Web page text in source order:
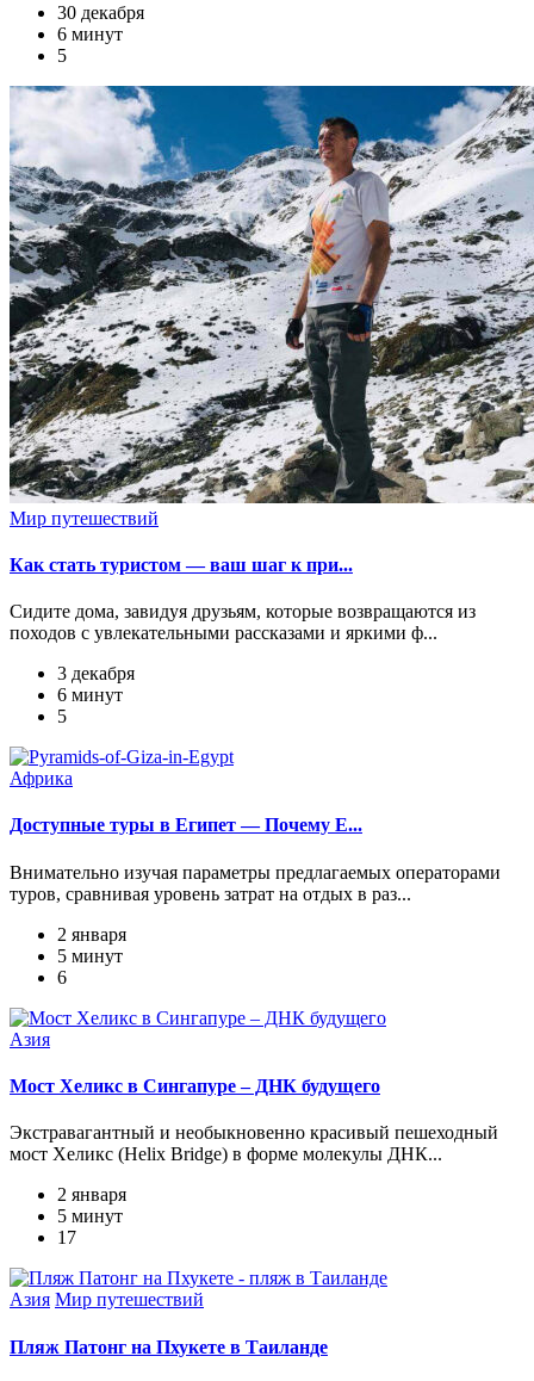
30 декабря
6 минут
5
Мир путешествий
Как стать туристом — ваш шаг к при...
Сидите дома, завидуя друзьям, которые возвращаются из
походов с увлекательными рассказами и яркими ф...
3 декабря
6 минут
5
Африка
Доступные туры в Египет — Почему Е...
Внимательно изучая параметры предлагаемых операторами
туров, сравнивая уровень затрат на отдых в раз...
2 января
5 минут
6
Азия
Мост Хеликс в Сингапуре – ДНК будущего
Экстравагантный и необыкновенно красивый пешеходный
мост Хеликс (Helix Bridge) в форме молекулы ДНК...
2 января
5 минут
17
Азия Мир путешествий
Пляж Патонг на Пхукете в Таиланде